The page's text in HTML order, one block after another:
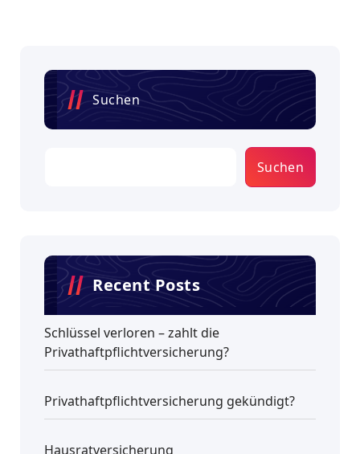
Suchen
Suchen
Recent Posts
Schlüssel verloren – zahlt die
Privathaftpflichtversicherung?
Privathaftpflichtversicherung gekündigt?
Hausratversicherung